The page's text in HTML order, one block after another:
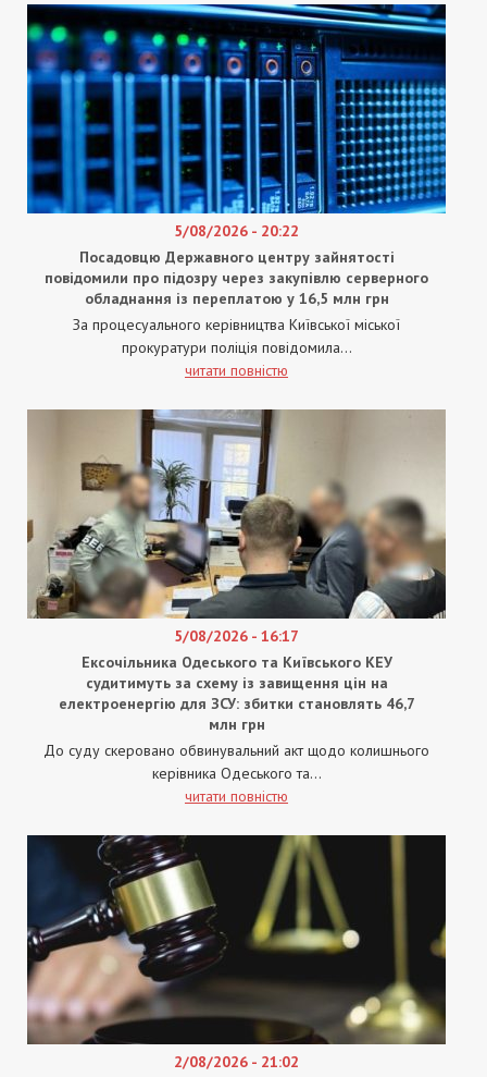
5/08/2026 - 20:22
Посадовцю Державного центру зайнятості
повідомили про підозру через закупівлю серверного
обладнання із переплатою у 16,5 млн грн
За процесуального керівництва Київської міської
прокуратури поліція повідомила...
читати повністю
5/08/2026 - 16:17
Ексочільника Одеського та Київського КЕУ
судитимуть за схему із завищення цін на
електроенергію для ЗСУ: збитки становлять 46,7
млн грн
До суду скеровано обвинувальний акт щодо колишнього
керівника Одеського та...
читати повністю
2/08/2026 - 21:02